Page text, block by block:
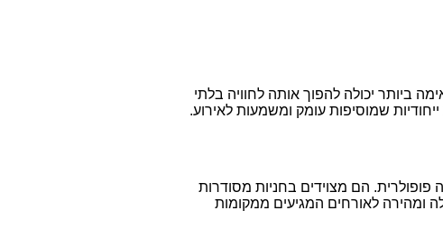
ביותר יכולה להפוך אותה לחוויה בלתי
שמוסיפות עומק ומשמעות לאירוע.
הם מצוידים בחניות מסודרות
ומהירה לאורחים המגיעים ממקומות